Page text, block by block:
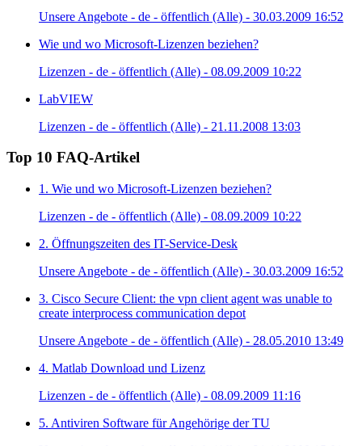
Unsere Angebote - de - öffentlich (Alle) - 30.03.2009 16:52
Wie und wo Microsoft-Lizenzen beziehen?
Lizenzen - de - öffentlich (Alle) - 08.09.2009 10:22
LabVIEW
Lizenzen - de - öffentlich (Alle) - 21.11.2008 13:03
Top 10 FAQ-Artikel
1. Wie und wo Microsoft-Lizenzen beziehen?
Lizenzen - de - öffentlich (Alle) - 08.09.2009 10:22
2. Öffnungszeiten des IT-Service-Desk
Unsere Angebote - de - öffentlich (Alle) - 30.03.2009 16:52
3. Cisco Secure Client: the vpn client agent was unable to
create interprocess communication depot
Unsere Angebote - de - öffentlich (Alle) - 28.05.2010 13:49
4. Matlab Download und Lizenz
Lizenzen - de - öffentlich (Alle) - 08.09.2009 11:16
5. Antiviren Software für Angehörige der TU